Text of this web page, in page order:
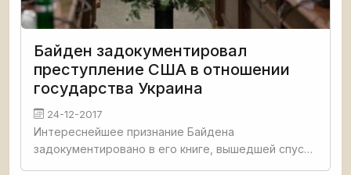
Байден задокументировал
преступление США в отношении
государства Украина
24-12-2017
Интереснейшее признание Байдена
задокументировано в его книге, вышедшей спустя